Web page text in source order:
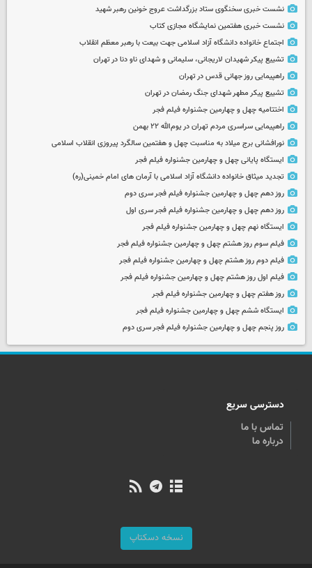
نشست خبری سخنگوی ستاد بزرگداشت عروج خونین رهبر شهید
نشست خبری هفتمین نمایشگاه مجازی کتاب
اجتماع خانواده دانشگاه آزاد اسلامی جهت بیعت با رهبر معظم انقلاب
تشییع پیکر شهیدان لاریجانی، سلیمانی و شهدای ناو دنا در تهران
راهپیمایی روز جهانی قدس در تهران
تشییع پیکر مطهر شهدای جنگ رمضان در تهران
اختتامیه چهل و چهارمین جشنواره فیلم فجر
راهپیمایی سراسری مردم تهران در یوم‌الله ۲۲ بهمن
نورافشانی برج میلاد به مناسبت چهل‌ و هفتمین سالگرد پیروزی انقلاب اسلامی
ایستگاه پایانی چهل و چهارمین جشنواره فیلم فجر
تجدید میثاق خانواده دانشگاه آزاد اسلامی با آرمان های امام خمینی(ره)
روز دهم چهل و چهارمین جشنواره فیلم فجر سری دوم
روز دهم چهل و چهارمین جشنواره فیلم فجر سری اول
ایستگاه نهم چهل و چهارمین جشنواره فیلم فجر
فیلم سوم روز هشتم چهل و چهارمین جشنواره فیلم فجر
فیلم دوم روز هشتم چهل و چهارمین جشنواره فیلم فجر
فیلم اول روز هشتم چهل و چهارمین جشنواره فیلم فجر
روز هفتم چهل و چهارمین جشنواره فیلم فجر
ایستگاه ششم چهل و چهارمین جشنواره فیلم فجر
روز پنجم چهل و چهارمین جشنواره فیلم فجر سری دوم
دسترسی سریع
تماس با ما
درباره ما
نسخه دسکتاپ